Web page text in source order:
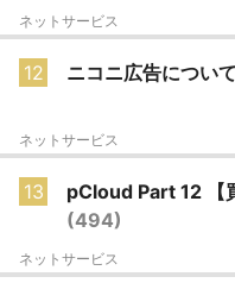
ネットサービス
12 ニコニ広告につい
ネットサービス
13
pCloud Part 12 【
(494)
ネットサービス